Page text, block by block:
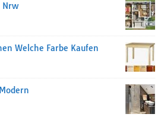
Nrw
Welche Farbe Kaufen